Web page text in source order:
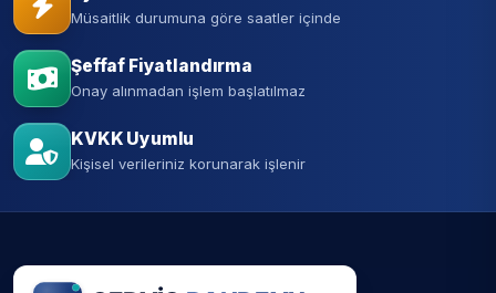
Müsaitlik durumuna göre saatler içinde
Şeffaf Fiyatlandırma
Onay alınmadan işlem başlatılmaz
KVKK Uyumlu
Kişisel verileriniz korunarak işlenir